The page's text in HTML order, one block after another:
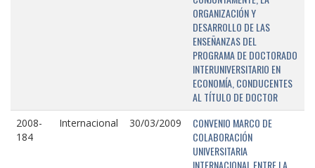
ORGANIZACIÓN Y
DESARROLLO DE LAS
ENSEÑANZAS DEL
PROGRAMA DE DOCTORADO
INTERUNIVERSITARIO EN
ECONOMÍA, CONDUCENTES
AL TÍTULO DE DOCTOR
2008-
184
Internacional 30/03/2009
CONVENIO MARCO DE
COLABORACIÓN
UNIVERSITARIA
INTERNACIONAL ENTRE LA